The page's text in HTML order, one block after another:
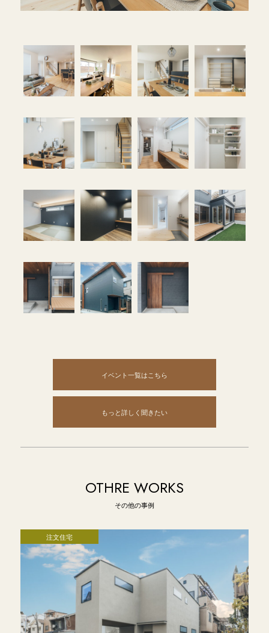
イベント一覧はこちら
もっと詳しく聞きたい
OTHRE WORKS
その他の事例
注文住宅